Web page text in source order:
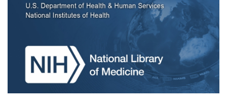
იხილეთ მეტი